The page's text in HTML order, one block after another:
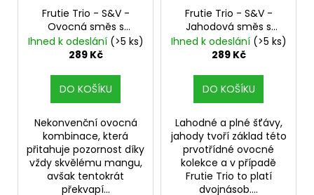
Frutie Trio - S&V -
Ovocná směs s
mangem - 10ml
Mango, Hruška,
Ihned k odeslání (>5 ks)
289 Kč
DO KOŠÍKU
Nekonvenční ovocná
kombinace, která
přitahuje pozornost díky
vždy skvělému mangu,
avšak tentokrát
překvapí...
Frutie Trio - S&V -
Jahodová směs s
banánem - 10ml
Jahoda, Banán
Ihned k odeslání (>5 ks)
289 Kč
DO KOŠÍKU
Lahodné a plné šťávy,
jahody tvoří základ této
prvotřídné ovocné
kolekce a v případě
Frutie Trio to platí
dvojnásob....